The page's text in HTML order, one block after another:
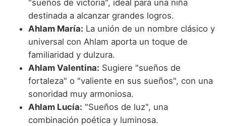
"sueños de victoria", ideal para una niña
destinada a alcanzar grandes logros.
Ahlam María: La unión de un nombre clásico y
universal con Ahlam aporta un toque de
familiaridad y dulzura.
Ahlam Valentina: Sugiere "sueños de
fortaleza" o "valiente en sus sueños", con una
sonoridad muy armoniosa.
Ahlam Lucía: "Sueños de luz", una
combinación poética y luminosa.